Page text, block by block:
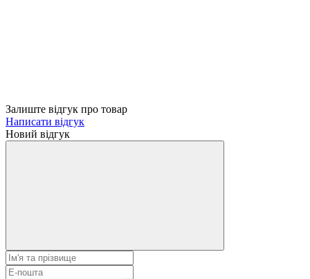
Залиште відгук про товар
Написати відгук
Новий відгук